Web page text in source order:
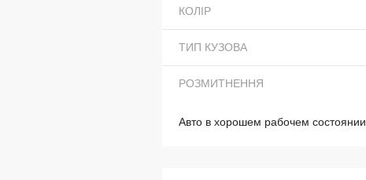
КОЛІР
ТИП КУЗОВА
РОЗМИТНЕННЯ
Авто в хорошем рабочем состоянии